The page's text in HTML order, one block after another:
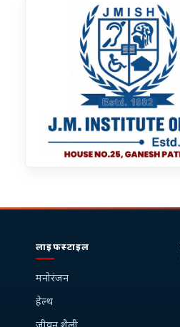
लाइफस्टाइल
मनोरंजन
हेल्थ